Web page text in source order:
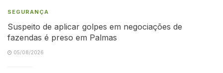
SEGURANÇA
Suspeito de aplicar golpes em negociações de
fazendas é preso em Palmas
05/08/2026